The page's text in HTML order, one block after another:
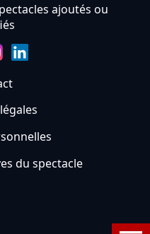
ajoutés ou
du spectacle